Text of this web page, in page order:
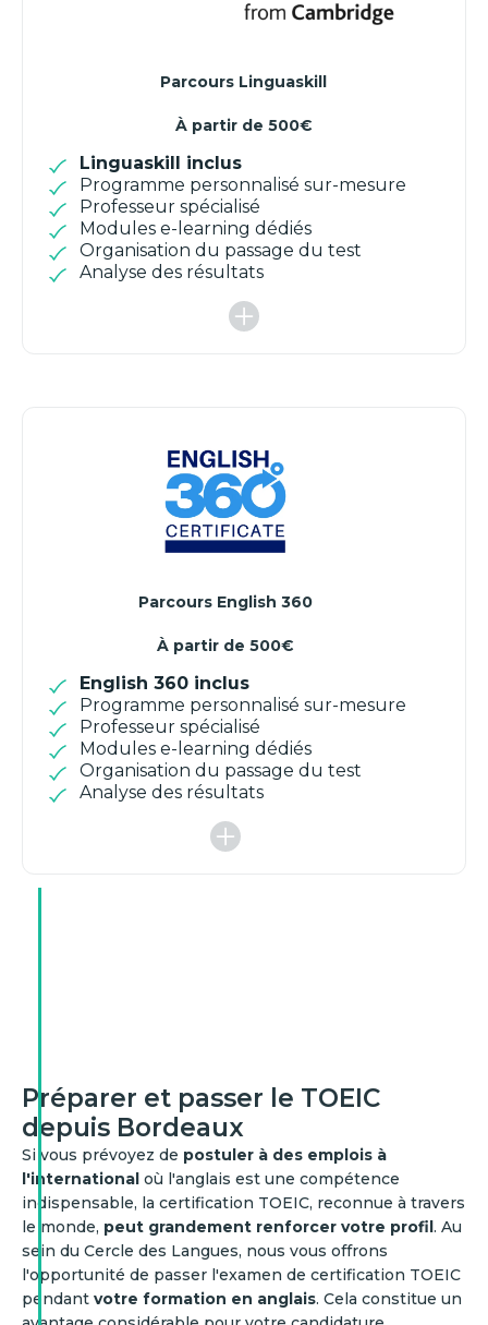
Parcours Linguaskill
À partir de 500€
Linguaskill inclus
Programme personnalisé sur-mesure
Professeur spécialisé
Modules e-learning dédiés
Organisation du passage du test
Analyse des résultats
Parcours English 360
À partir de 500€
English 360 inclus
Programme personnalisé sur-mesure
Professeur spécialisé
Modules e-learning dédiés
Organisation du passage du test
Analyse des résultats
Préparer et passer le TOEIC
depuis Bordeaux
Si vous prévoyez de postuler à des emplois à
l'international où l'anglais est une compétence
indispensable, la certification TOEIC, reconnue à travers
le monde, peut grandement renforcer votre profil. Au
sein du Cercle des Langues, nous vous offrons
l'opportunité de passer l'examen de certification TOEIC
pendant votre formation en anglais. Cela constitue un